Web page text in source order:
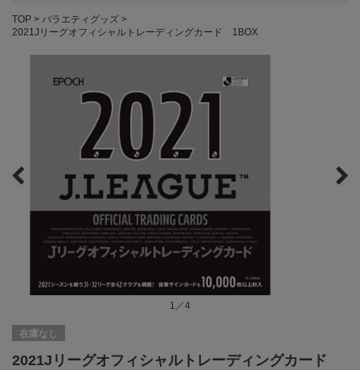
TOP
バラエティグッズ
2021Jリーグオフィシャルトレーディングカード 1BOX
1／4
在庫なし
2021Jリーグオフィシャルトレーディングカード